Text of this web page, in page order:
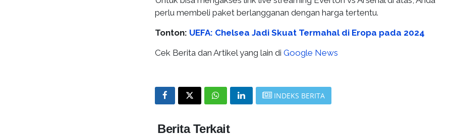
perlu membeli paket berlangganan dengan harga tertentu.
Tonton: UEFA: Chelsea Jadi Skuat Termahal di Eropa pada 2024
Cek Berita dan Artikel yang lain di Google News
INDEKS BERITA
Berita Terkait